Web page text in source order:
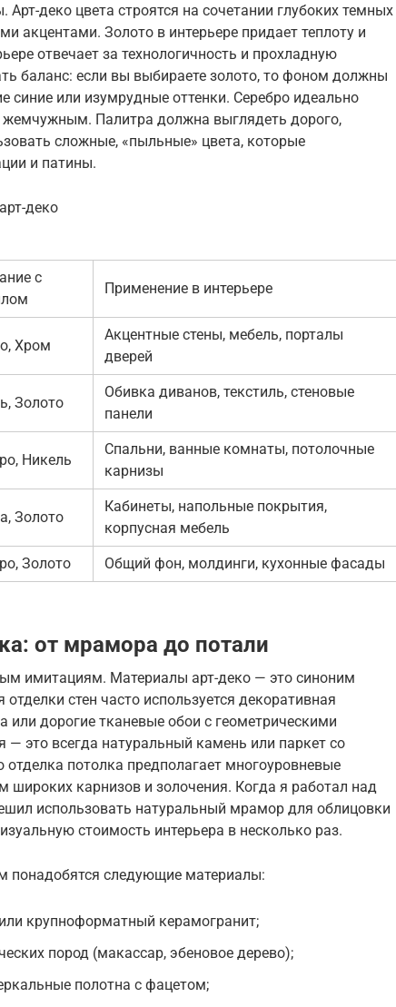
Арт-деко цвета строятся на сочетании глубоких темных
акцентами. Золото в интерьере придает теплоту и
отвечает за технологичность и прохладную
баланс: если вы выбираете золото, то фоном должны
синие или изумрудные оттенки. Серебро идеально
жемчужным. Палитра должна выглядеть дорого,
сложные, «пыльные» цвета, которые
и патины.
деко
с
Применение в интерьере
Хром
Акцентные стены, мебель, порталы
дверей
Золото
Обивка диванов, текстиль, стеновые
панели
Никель
Спальни, ванные комнаты, потолочные
карнизы
Золото
Кабинеты, напольные покрытия,
корпусная мебель
Золото Общий фон, молдинги, кухонные фасады
от мрамора до потали
имитациям. Материалы арт-деко — это синоним
стен часто используется декоративная
дорогие тканевые обои с геометрическими
это всегда натуральный камень или паркет со
потолка предполагает многоуровневые
широких карнизов и золочения. Когда я работал над
использовать натуральный мрамор для облицовки
стоимость интерьера в несколько раз.
понадобятся следующие материалы:
крупноформатный керамогранит;
пород (макассар, эбеновое дерево);
полотна с фацетом;